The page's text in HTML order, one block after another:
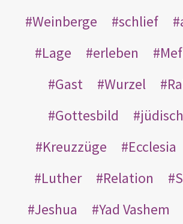
Weinberge
schlief
Lage
erleben
Gast
Wurzel
Gottesbild
Kreuzzüge
Ecclesia
Luther
Relation
Jeshua
Yad Vashem